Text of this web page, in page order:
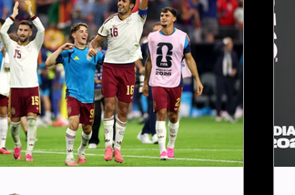
Fontes ouvidas pela reportagem
disseram que a cobrança sobre os
jovens ultrapassou o limite do que é
considerado comum e